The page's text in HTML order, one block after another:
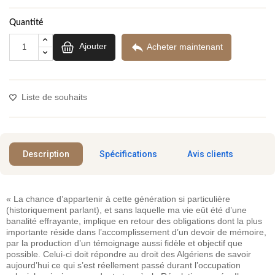
(2 avis)
Quantité
Ajouter  Acheter maintenant
Liste de souhaits
Description Spécifications Avis clients
« La chance d’appartenir à cette génération si particulière
(historiquement parlant), et sans laquelle ma vie eût été d’une
banalité effrayante, implique en retour des obligations dont la plus
importante réside dans l’accomplissement d’un devoir de mémoire,
par la production d’un témoignage aussi fidèle et objectif que
possible. Celui-ci doit répondre au droit des Algériens de savoir
aujourd’hui ce qui s’est réellement passé durant l’occupation